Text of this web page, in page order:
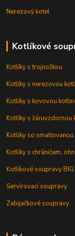
Nerezový kotel
Kotlíkové
Kotlíky s trojnožkou
Kotlíky s nerezovou
Kotlíky s kovovou
Kotlíky s žáruvzdornou
Kotlíky so smaltovanou
Kotlíky s chráničem,
Kotlíkové soupravy
Servírovací soupravy
Zabijačkové soupravy